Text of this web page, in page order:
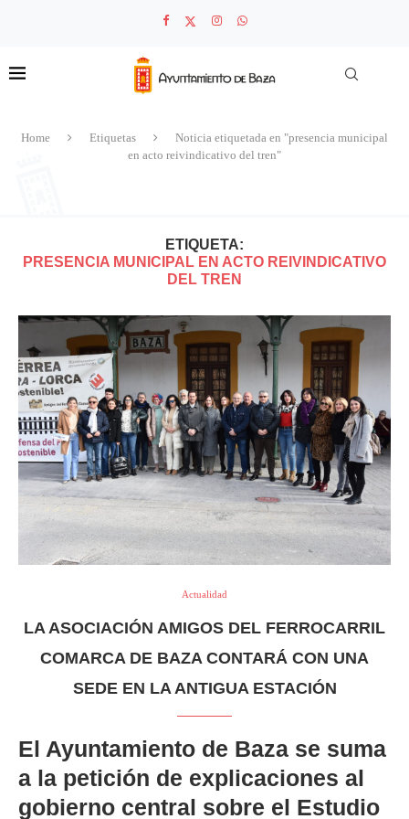
Home Etiquetas
Noticia etiquetada en "presencia municipal
en acto reivindicativo del tren"
ETIQUETA:
PRESENCIA MUNICIPAL EN ACTO REIVINDICATIVO
DEL TREN
Actualidad
LA ASOCIACIÓN AMIGOS DEL FERROCARRIL
COMARCA DE BAZA CONTARÁ CON UNA
SEDE EN LA ANTIGUA ESTACIÓN
El Ayuntamiento de Baza se suma
a la petición de explicaciones al
gobierno central sobre el Estudio